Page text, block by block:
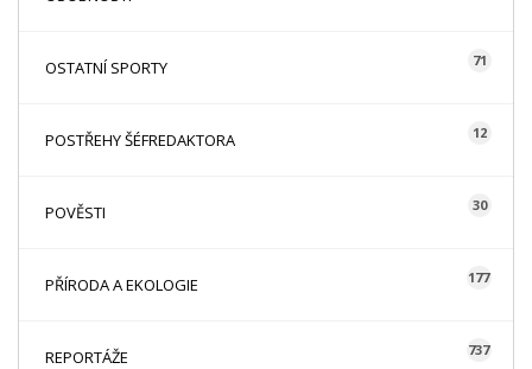
OSTATNÍ SPORTY 71
POSTŘEHY ŠÉFREDAKTORA 12
POVĚSTI 30
PŘÍRODA A EKOLOGIE 177
REPORTÁŽE 737